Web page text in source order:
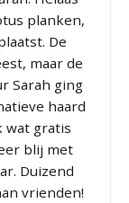
planken,
De
maar de
Sarah ging
haard
wat gratis
blij met
Duizend
vrienden!